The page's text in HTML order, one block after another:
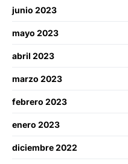
junio 2023
mayo 2023
abril 2023
marzo 2023
febrero 2023
enero 2023
diciembre 2022